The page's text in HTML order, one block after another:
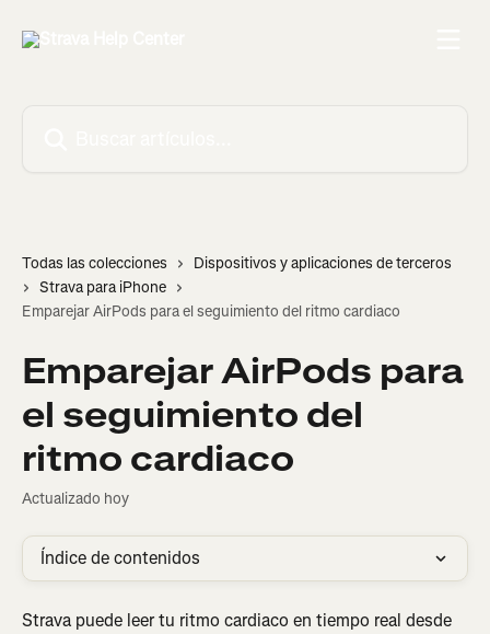
Todas las colecciones
Dispositivos y aplicaciones de terceros
Strava para iPhone
Emparejar AirPods para el seguimiento del ritmo cardiaco
Emparejar AirPods para
el seguimiento del
ritmo cardiaco
Actualizado hoy
Índice de contenidos
Strava puede leer tu ritmo cardiaco en tiempo real desde